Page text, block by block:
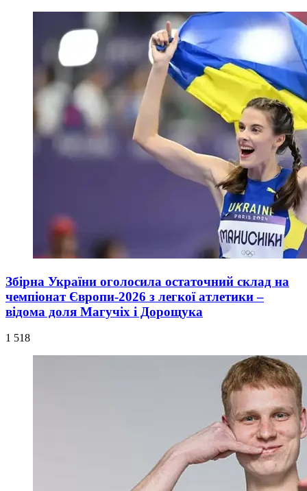
Збірна України оголосила остаточний склад на
чемпіонат Європи-2026 з легкої атлетики –
відома доля Магучіх і Дорощука
1 518